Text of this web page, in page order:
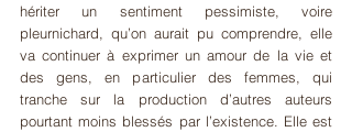
hériter un sentiment pessimiste, voire
pleurnichard, qu’on aurait pu comprendre, elle
va continuer à exprimer un amour de la vie et
des gens, en particulier des femmes, qui
tranche sur la production d’autres auteurs
pourtant moins blessés par l’existence. Elle est